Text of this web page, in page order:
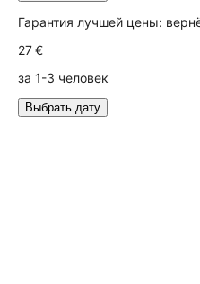
Гарантия лучшей цены:
27 €
за 1-3 человек
Выбрать дату